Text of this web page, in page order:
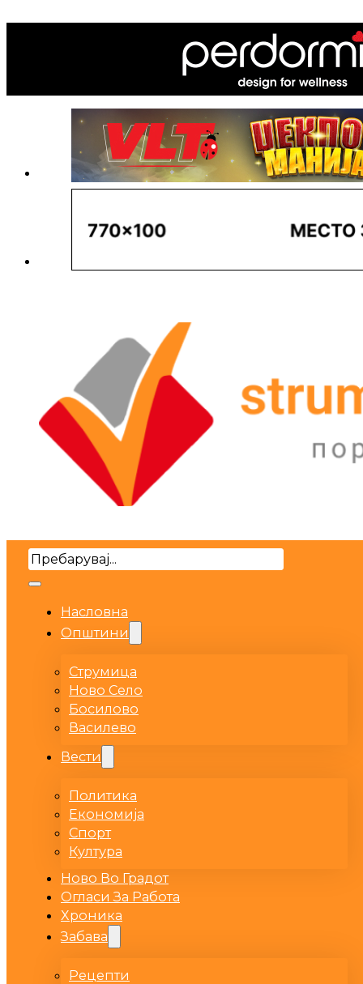
Search
Насловна
Општини
Струмица
Ново Село
Босилово
Василево
Вести
Политика
Економија
Спорт
Култура
Ново Во Градот
Огласи За Работа
Хроника
Забава
Рецепти